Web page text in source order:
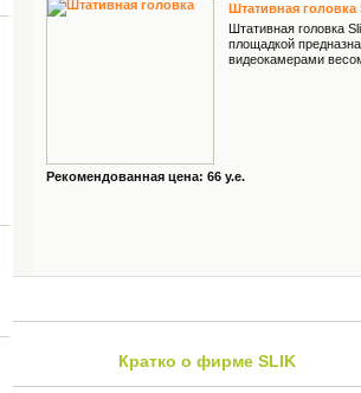
Штативная головка
Штативная головка
площадкой
видеокамерами весом
Рекомендованная цена: 66 у.е.
Кратко о фирме SLIK